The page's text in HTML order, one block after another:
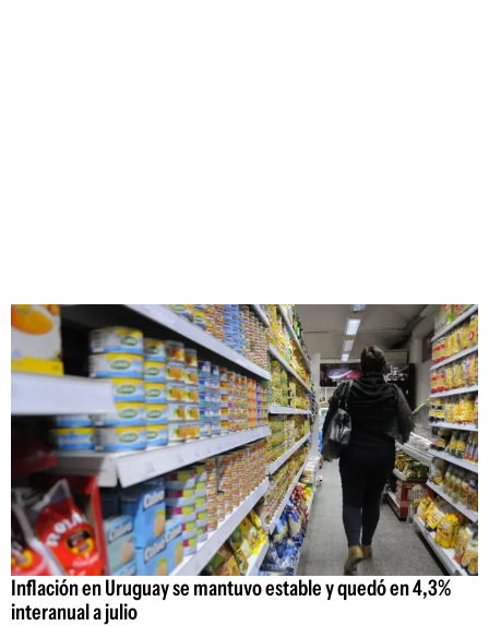
Inflación en Uruguay se mantuvo estable y quedó en 4,3%
interanual a julio